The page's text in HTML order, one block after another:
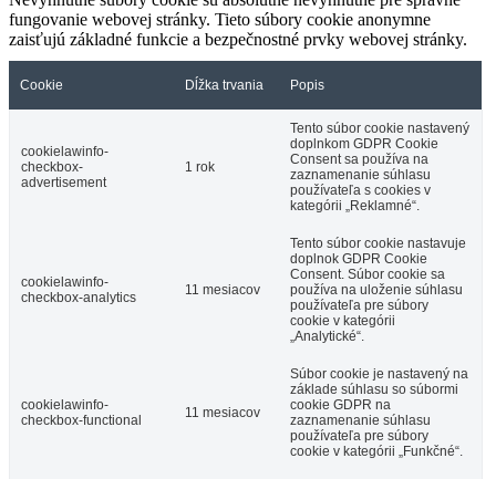
fungovanie webovej stránky. Tieto súbory cookie anonymne
zaisťujú základné funkcie a bezpečnostné prvky webovej stránky.
Cookie Dĺžka trvania Popis
cookielawinfo-
checkbox-
advertisement
1 rok
Tento súbor cookie nastavený
doplnkom GDPR Cookie
Consent sa používa na
zaznamenanie súhlasu
používateľa s cookies v
kategórii „Reklamné“.
cookielawinfo-
checkbox-analytics
11 mesiacov
Tento súbor cookie nastavuje
doplnok GDPR Cookie
Consent. Súbor cookie sa
používa na uloženie súhlasu
používateľa pre súbory
cookie v kategórii
„Analytické“.
cookielawinfo-
checkbox-functional
11 mesiacov
Súbor cookie je nastavený na
základe súhlasu so súbormi
cookie GDPR na
zaznamenanie súhlasu
používateľa pre súbory
cookie v kategórii „Funkčné“.